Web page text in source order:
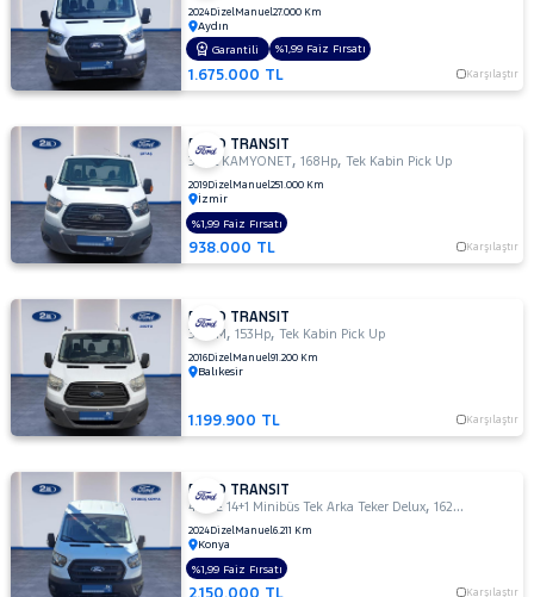
350L
KAMYONET
410 L
MINIBUS
DELUX
410 L VAN
AMBULANS
410 L
VAN
YÜKSEK
EKSTRA
UZUN
ŞASI
ÇIFT
ARKA
TEKER
440 E
Minibüs
Tek
Arka
Teker
2024DizelManuel27.000 Km
Aydın
1.675.000 TL Karşılaştır
Garantili %1,99 Faiz Fırsatı
FORD TRANSIT
350L KAMYONET,168Hp,Tek Kabin Pick Up
2019DizelManuel251.000 Km
İzmir
938.000 TL Karşılaştır
%1,99 Faiz Fırsatı
FORD TRANSIT
350 M ,153Hp,Tek Kabin Pick Up
2016DizelManuel91.200 Km
Balıkesir
1.199.900 TL Karşılaştır
FORD TRANSIT
440 E 14+1 Minibüs Tek Arka Teker Delux,162Hp
2024DizelManuel6.211 Km
Konya
Karşılaştır
%1,99 Faiz Fırsatı